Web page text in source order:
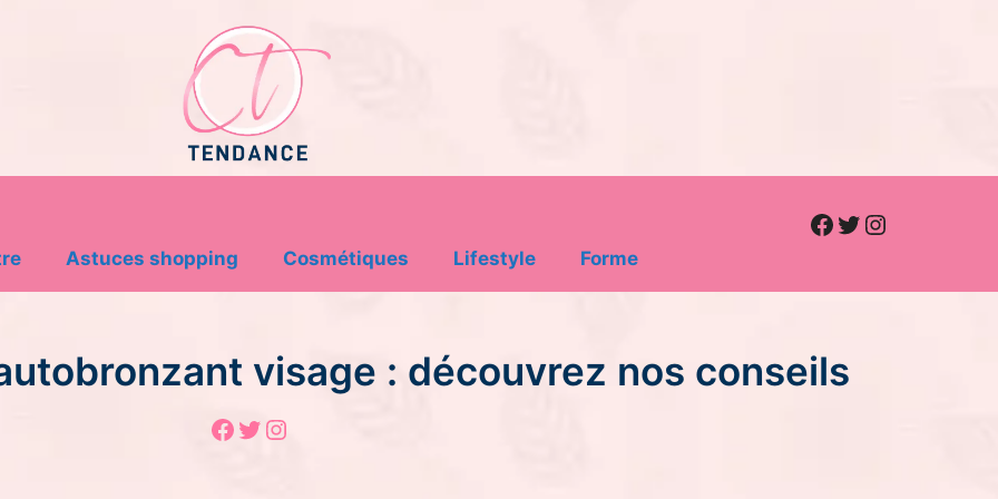
Astuces shopping Cosmétiques Lifestyle Forme
Facebook
Twitter
Instagram
visage : découvrez nos conseils
Facebook
Twitter
Instagram